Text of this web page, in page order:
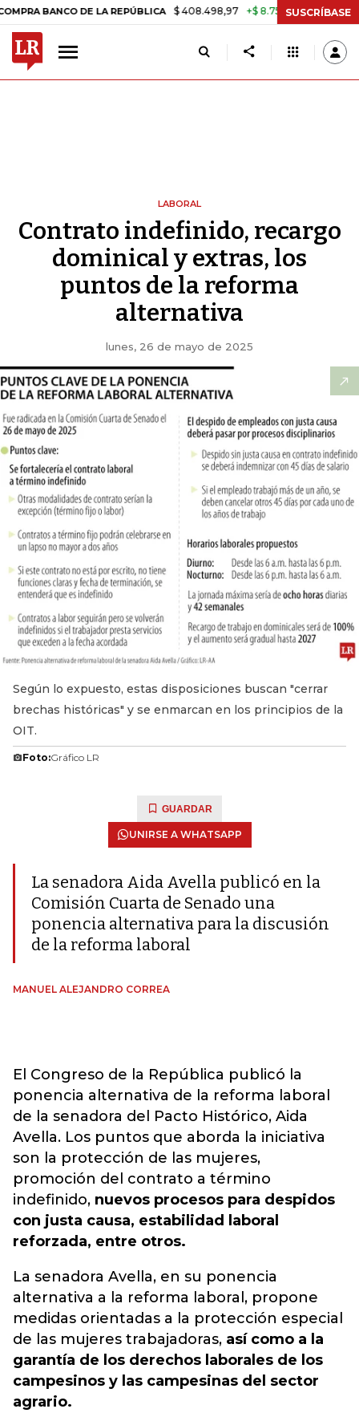
DE LA REPÚBLICA $ 408.498,97 +$ 8.753,81 +2,19% TASA DE
SUSCRÍBASE
LABORAL
Contrato indefinido, recargo
dominical y extras, los
puntos de la reforma
alternativa
lunes, 26 de mayo de 2025
Según lo expuesto, estas disposiciones buscan "cerrar
brechas históricas" y se enmarcan en los principios de la
OIT.
Foto:Gráfico LR
GUARDAR
UNIRSE A WHATSAPP
La senadora Aida Avella publicó en la
Comisión Cuarta de Senado una
ponencia alternativa para la discusión
de la reforma laboral
MANUEL ALEJANDRO CORREA
El Congreso de la República publicó la
ponencia alternativa de la reforma laboral
de la senadora del Pacto Histórico, Aida
Avella. Los puntos que aborda la iniciativa
son la protección de las mujeres,
promoción del contrato a término
indefinido, nuevos procesos para despidos
con justa causa, estabilidad laboral
reforzada, entre otros.
La senadora Avella, en su ponencia
alternativa a la reforma laboral, propone
medidas orientadas a la protección especial
de las mujeres trabajadoras, así como a la
garantía de los derechos laborales de los
campesinos y las campesinas del sector
agrario.